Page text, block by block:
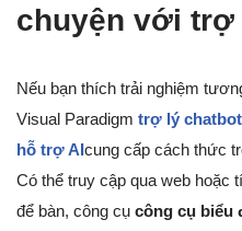
chuyện với trợ
Nếu bạn thích trải nghiệm
Visual Paradigm trợ lý
hỗ trợ AIcung cấp cách thức
Có thể truy cập qua web hoặc
để bàn, công cụ công cụ biểu